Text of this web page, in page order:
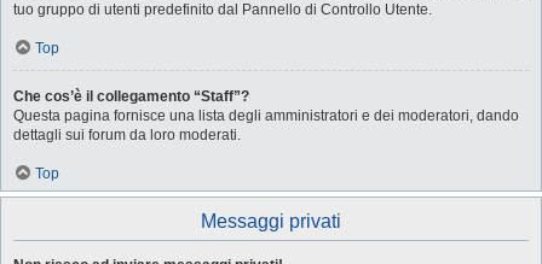
tuo gruppo di utenti predefinito dal Pannello di Controllo Utente.
Top
Che cos’è il collegamento “Staff”?
Questa pagina fornisce una lista degli amministratori e dei moderatori, dando
dettagli sui forum da loro moderati.
Top
Messaggi privati